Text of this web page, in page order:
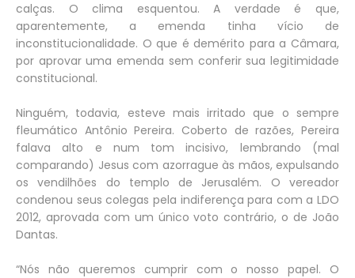
calças. O clima esquentou. A verdade é que,
aparentemente, a emenda tinha vício de
inconstitucionalidade. O que é demérito para a Câmara,
por aprovar uma emenda sem conferir sua legitimidade
constitucional.
Ninguém, todavia, esteve mais irritado que o sempre
fleumático Antônio Pereira. Coberto de razões, Pereira
falava alto e num tom incisivo, lembrando (mal
comparando) Jesus com azorrague às mãos, expulsando
os vendilhões do templo de Jerusalém. O vereador
condenou seus colegas pela indiferença para com a LDO
2012, aprovada com um único voto contrário, o de João
Dantas.
“Nós não queremos cumprir com o nosso papel. O